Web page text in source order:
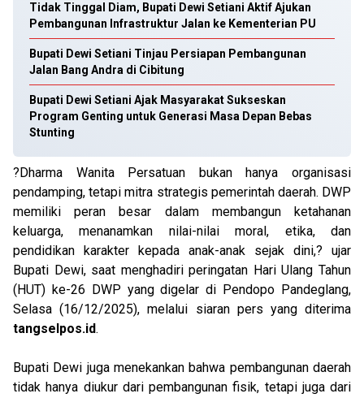
Tidak Tinggal Diam, Bupati Dewi Setiani Aktif Ajukan
Pembangunan Infrastruktur Jalan ke Kementerian PU
Bupati Dewi Setiani Tinjau Persiapan Pembangunan
Jalan Bang Andra di Cibitung
Bupati Dewi Setiani Ajak Masyarakat Sukseskan
Program Genting untuk Generasi Masa Depan Bebas
Stunting
?Dharma Wanita Persatuan bukan hanya organisasi
pendamping, tetapi mitra strategis pemerintah daerah. DWP
memiliki peran besar dalam membangun ketahanan
keluarga, menanamkan nilai-nilai moral, etika, dan
pendidikan karakter kepada anak-anak sejak dini,? ujar
Bupati Dewi, saat menghadiri peringatan Hari Ulang Tahun
(HUT) ke-26 DWP yang digelar di Pendopo Pandeglang,
Selasa (16/12/2025), melalui siaran pers yang diterima
tangselpos.id.
Bupati Dewi juga menekankan bahwa pembangunan daerah
tidak hanya diukur dari pembangunan fisik, tetapi juga dari